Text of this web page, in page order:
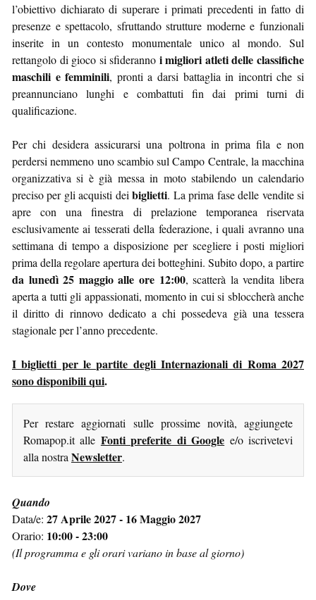
l’obiettivo dichiarato di superare i primati precedenti in fatto di
presenze e spettacolo, sfruttando strutture moderne e funzionali
inserite in un contesto monumentale unico al mondo. Sul
rettangolo di gioco si sfideranno i migliori atleti delle classifiche
maschili e femminili, pronti a darsi battaglia in incontri che si
preannunciano lunghi e combattuti fin dai primi turni di
qualificazione.
Per chi desidera assicurarsi una poltrona in prima fila e non
perdersi nemmeno uno scambio sul Campo Centrale, la macchina
organizzativa si è già messa in moto stabilendo un calendario
preciso per gli acquisti deibiglietti. La prima fase delle vendite si
apre con una finestra di prelazione temporanea riservata
esclusivamente ai tesserati della federazione, i quali avranno una
settimana di tempo a disposizione per scegliere i posti migliori
prima della regolare apertura dei botteghini. Subito dopo, a partire
da lunedì 25 maggio alle ore 12:00, scatterà la vendita libera
aperta a tutti gli appassionati, momento in cui si sbloccherà anche
il diritto di rinnovo dedicato a chi possedeva già una tessera
stagionale per l’anno precedente.
I biglietti per le partite degli Internazionali di Roma 2027
sono disponibili qui.
Per restare aggiornati sulle prossime novità, aggiungete
Romapop.it alle Fonti preferite di Google e/o iscrivetevi
alla nostra Newsletter.
Quando
Data/e: 27 Aprile 2027 - 16 Maggio 2027
Orario: 10:00 - 23:00
(Il programma e gli orari variano in base al giorno)
Dove